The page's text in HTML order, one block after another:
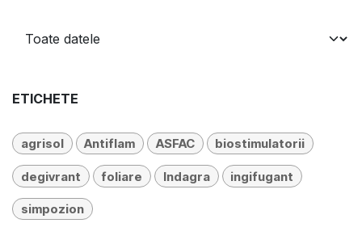
ETICHETE
agrisol Antiflam ASFAC biostimulatorii
degivrant foliare Indagra ingifugant
simpozion